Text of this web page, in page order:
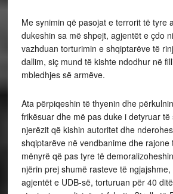
Me synimin që pasojat e terrorit të tyre
dukeshin sa më shpejt, agjentët e çdo
vazhduan torturimin e shqiptarëve të
dallim, siç mund të kishte ndodhur në
mbledhjes së armëve.
Ata përpiqeshin të thyenin dhe
frikësuar dhe më pas duke i detyruar të
njerëzit që kishin autoritet dhe
shqiptarëve në vendbanime dhe rajone
mënyrë që pas tyre të
njërin prej shumë rasteve të
agjentët e UDB-së, torturuan për 40